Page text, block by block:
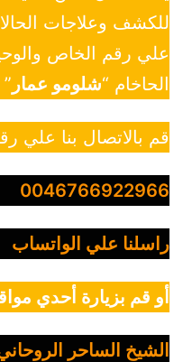
للكشف وعلاجات
علي رقم الخاص
الحاخام “شلومو عمار ”
قم بالاتصال بنا علي
0046766922966
راسلنا علي الواتساب
أو قم بزيارة أحدي
الشيخ الساحر